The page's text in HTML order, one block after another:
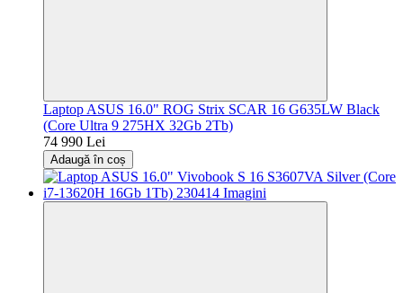
Laptop ASUS 16.0" ROG Strix SCAR 16 G635LW Black
(Core Ultra 9 275HX 32Gb 2Tb)
74 990 Lei
Adaugă în coș